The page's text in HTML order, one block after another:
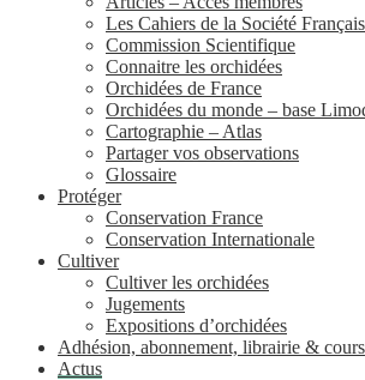
Les Cahiers de la Société
Commission Scientifique
Connaitre les orchidées
Orchidées de France
Orchidées du monde – base
Cartographie – Atlas
Partager vos observations
Glossaire
Protéger
Conservation France
Conservation Internationale
Cultiver
Cultiver les orchidées
Jugements
Expositions d’orchidées
Adhésion, abonnement, librairie & cours
Actus